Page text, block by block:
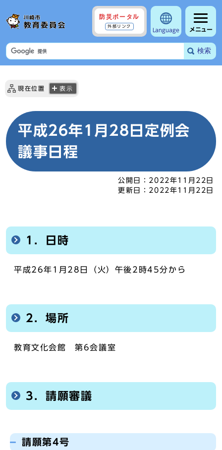
防災ポータル
外部リンク
Language メニュー
検索
現在位置 表示
平成26年1月28日定例会
議事日程
公開日： 2022年11月22日
更新日： 2022年11月22日
1．日時
平成26年1月28日（火）午後2時45分から
2．場所
教育文化会館 第6会議室
3．請願審議
請願第4号